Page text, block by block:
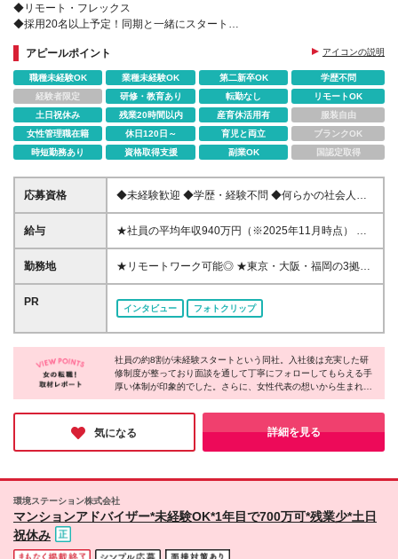
◆リモート・フレックス
◆採用20名以上予定！同期と一緒にスタート
＜資産運用をサポートする金融営業＞
アピールポイント アイコンの説明
職種未経験OK 業種未経験OK 第二新卒OK
学歴不問
経験者限定
研修・教育あり 転勤なし
リモートOK
土日祝休み
残業20時間以内 産育休活用有
服装自由
女性管理職在籍
休日120日～ 育児と両立
ブランクOK
時短勤務あり
資格取得支援 副業OK 国認定取得
応募資格
◆未経験歓迎 ◆学歴・経験不問 ◆何らかの社会人経
験がある方 ＜こんな方に向いています！＞ ・将来役
立つ知識を身につけたい方 ・頑張った分評価された
との時間を大切にしたい方 ・投資や資産運用に興味
のある方 ・ニュースや経済の話題に興味がある方
給与
★社員の平均年収940万円（※2025年11月時点） ★
転職者は全員収入アップを実現 ★入社半年で昇給し
た実績あり！ ・8時間勤務の場合（時短なし） 月給
センティブ＋賞与（年2回） ・6時間勤務の場合（時
※いずれの働き方も「固定残業代」は含みません。超
過分は全額支給します。 ＼月給額が高い理由につい
て／ 当社が扱うのは、1件あたり100万円以上となる
や研修でスキルを高めることで、 未経験からでも入
社2～3カ月で初成約につながっています◎ 月給を超
ンティブは成果を出した翌月に支給します。 ＜試用
期間中の給与＞ 試用期間2カ月あり。 月給25万円＋
代は別途全額支給します。 ※その他の待遇に差異はあ
勤務地
★リモートワーク可能◎ ★東京・大阪・福岡の3拠点
で募集中／ご希望の勤務地で配属します ★転勤なし
＜東京支店＞ 東京都港区三田1丁目4番28号 三田国際
ビル2階 ＜大阪本社＞ 大阪府大阪市北区梅田2丁目5
番6号 桜橋八千代ビル9階 ★6月以降に新オフィスへ
移転予定！駅直結ビルです♪ （移転後の住所） 大阪府
大阪市中央区安土町3丁目5-13 本町ガーデンシティ
テラス 11階 ＜福岡支店＞ 福岡県福岡市中央区天神一
丁目10-20 天神ビジネスセンター6F
PR
インタビュー フォトクリップ
社員の約8割が未経験スタートという同社。⼊社後は充実した研
修制度が整っており⾯談を通して丁寧にフォローしてもらえる⼿
厚い体制が印象的でした。さらに、⼥性代表の想いから⽣まれた
お弁当⽀給や、残業を無理に求めない働きやすい制度に加え、有
給も取得しやすく、プライベートを⼤切にしながら働ける環境も
魅⼒的。温かな社⾵の中で、安⼼して新しいキャリアに挑戦でき
る会社だと感じました♪
気になる 詳細を見る
環境ステーション株式会社
マンションアドバイザー*未経験OK*1年目で700万可*残業少*土日
祝休み